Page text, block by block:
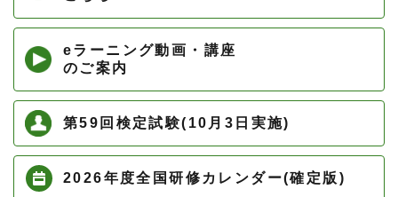
eラーニング動画・講座
のご案内
第59回検定試験(10月3日実施)
2026年度全国研修カレンダー(確定版)